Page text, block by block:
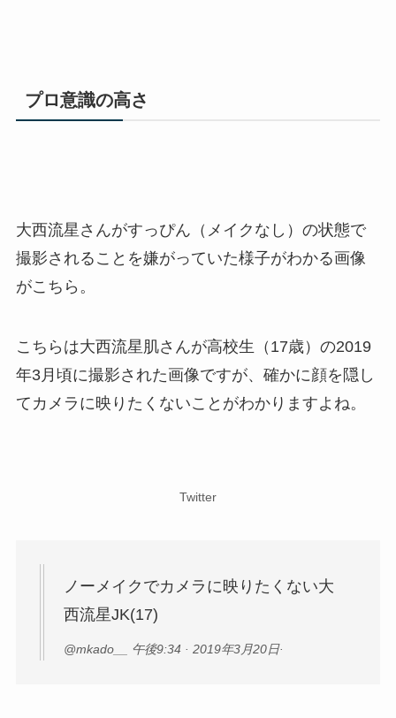
プロ意識の高さ
大西流星さんがすっぴん（メイクなし）の状態で
撮影されることを嫌がっていた様子がわかる画像
がこちら。
こちらは大西流星肌さんが高校生（17歳）の2019
年3月頃に撮影された画像ですが、確かに顔を隠し
てカメラに映りたくないことがわかりますよね。
Twitter
ノーメイクでカメラに映りたくない大
西流星JK(17)
@mkado__ 午後9:34 · 2019年3月20日·